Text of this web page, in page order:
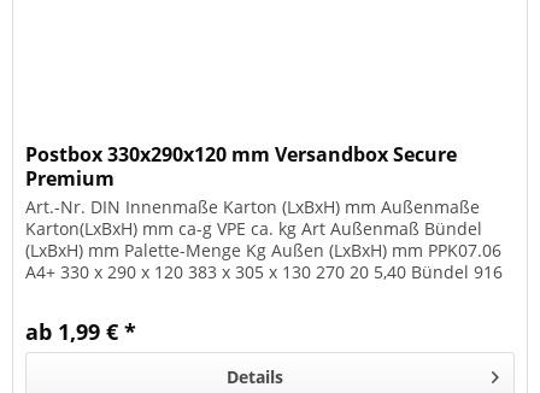
Postbox 330x290x120 mm Versandbox Secure
Premium
Art.-Nr. DIN Innenmaße Karton (LxBxH) mm Außenmaße
Karton(LxBxH) mm ca-g VPE ca. kg Art Außenmaß Bündel
(LxBxH) mm Palette-Menge Kg Außen (LxBxH) mm PPK07.06
A4+ 330 x 290 x 120 383 x 305 x 130 270 20 5,40 Bündel 916
ab 1,99 € *
Details